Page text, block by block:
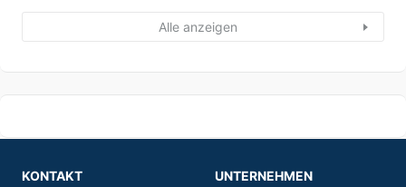
Alle anzeigen
KONTAKT
UNTERNEHMEN